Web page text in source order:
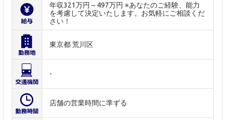
年収321万円～497万円 ※あなたのご経験、能力
を考慮して決定いたします。お気軽にご相談くだ
さい！
東京都 荒川区
-
店舗の営業時間に準ずる